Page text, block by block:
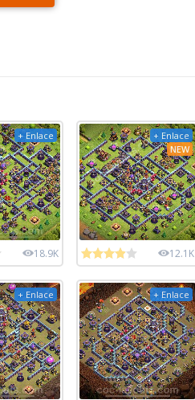
+ Enlace
18.9K
+ Enlace
NEW
12.1K
+ Enlace + Enlace